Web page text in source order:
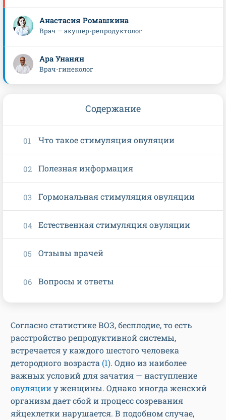
Согласно статистике ВОЗ, бесплодие, то есть
расстройство репродуктивной системы,
встречается у каждого шестого человека
детородного возраста (1). Одно из наиболее
важных условий для зачатия — наступление
овуляцииу женщины. Однако иногда женский
организм дает сбой и процесс созревания
яйцеклетки нарушается. В подобном случае,
Анастасия Ромашкина
Врач — акушер-репродуктолог
Ара Унанян
Врач-гинеколог
Содержание
Что такое стимуляция овуляции
Полезная информация
Гормональная стимуляция овуляции
Естественная стимуляция овуляции
Отзывы врачей
Вопросы и ответы